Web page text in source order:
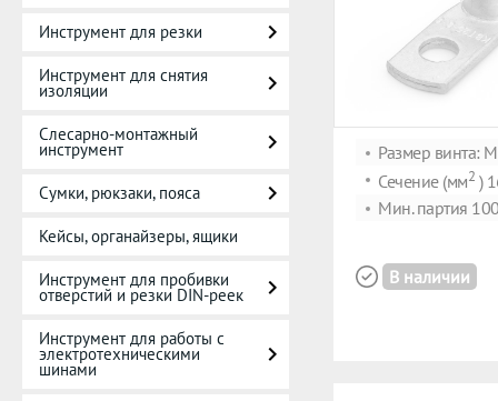
Инструмент для резки
Инструмент для снятия
изоляции
Слесарно-монтажный
инструмент
Сумки, рюкзаки, пояса
Кейсы, органайзеры, ящики
Инструмент для пробивки
отверстий и резки DIN-реек
Инструмент для работы с
электротехническими
шинами
Размер винта:
Сечение (мм2 )
Мин. партия
В наличии